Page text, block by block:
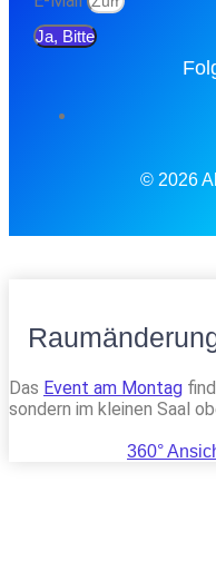
Ja, Bitte
© 2026
Das Event am Montag
sondern im kleinen Saal
360°